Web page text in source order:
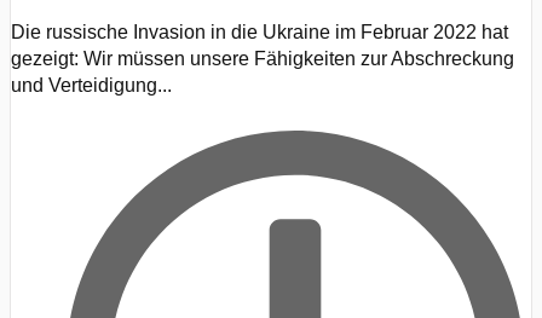
Die russische Invasion in die Ukraine im Februar 2022 hat
gezeigt: Wir müssen unsere Fähigkeiten zur Abschreckung
und Verteidigung...